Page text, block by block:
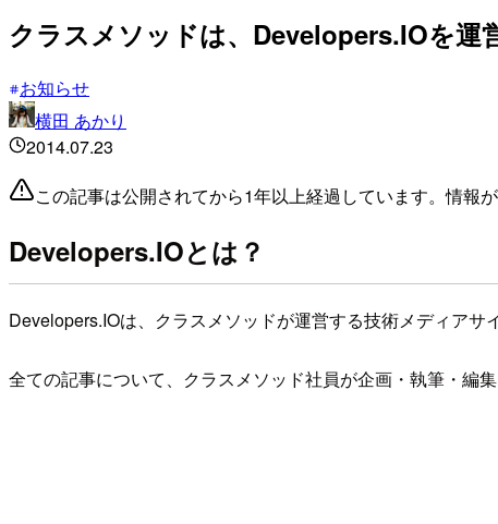
クラスメソッドは、Developers.IOを運
お知らせ
横田 あかり
2014.07.23
この記事は公開されてから1年以上経過しています。情報
Developers.IOとは？
Developers.IOは、クラスメソッドが運営する技術メディアサ
全ての記事について、クラスメソッド社員が企画・執筆・編集